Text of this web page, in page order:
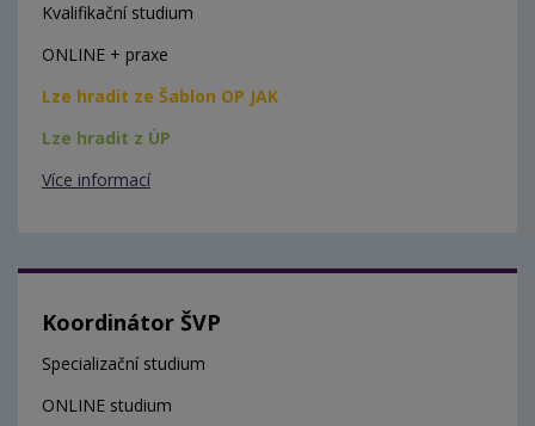
Kvalifikační studium
ONLINE + praxe
Lze hradit ze Šablon OP JAK
Lze hradit z ÚP
Více informací
Koordinátor ŠVP
Specializační studium
ONLINE studium